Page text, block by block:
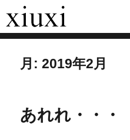
月:2019年2月
あれれ・・・